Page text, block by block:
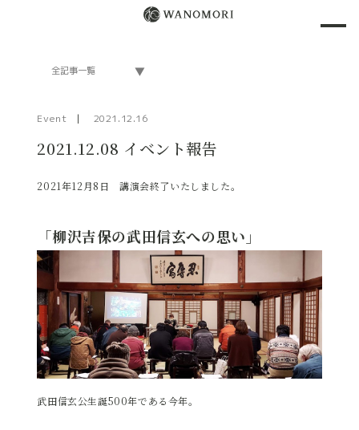
Event 2021.12.16
2021.12.08 イベント報告
2021年12月8日 講演会終了いたしました。
「柳沢吉保の武田信玄への思い」
武田信玄公生誕500年である今年。